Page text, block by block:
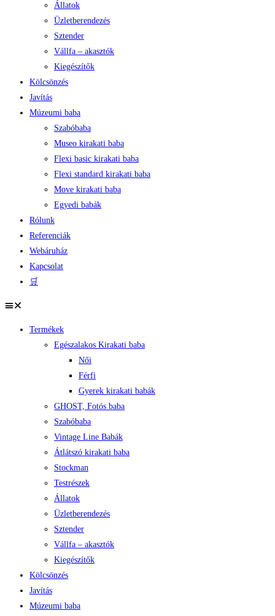
Állatok
Üzletberendezés
Sztender
Vállfa – akasztók
Kiegészítők
Kölcsönzés
Javítás
Múzeumi baba
Szabóbaba
Museo kirakati baba
Flexi basic kirakati baba
Flexi standard kirakati baba
Move kirakati baba
Egyedi babák
Rólunk
Referenciák
Webáruház
Kapcsolat
🛒
Termékek
Egészalakos Kirakati baba
Női
Férfi
Gyerek kirakati babák
GHOST, Fotós baba
Szabóbaba
Vintage Line Babák
Átlátszó kirakati baba
Stockman
Testrészek
Állatok
Üzletberendezés
Sztender
Vállfa – akasztók
Kiegészítők
Kölcsönzés
Javítás
Múzeumi baba